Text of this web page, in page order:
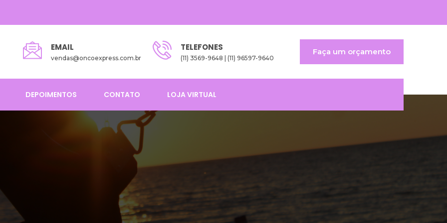
EMAIL
vendas@oncoexpress.com.br
TELEFONES
(11) 3569-9648 | (11) 96597-9640
Faça um orçamento
DEPOIMENTOS CONTATO LOJA VIRTUAL